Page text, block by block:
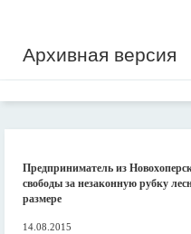
Архивная версия
Предприниматель из
свободы за незаконную рубку
размере
14.08.2015